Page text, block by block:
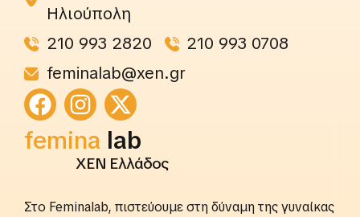
Ηλιούπολη
210 993 2820
210 993 0708
feminalab@xen.gr
femina lab
rightslab
ΧΕΝ Ελλάδος
Στο Feminalab, πιστεύουμε στη δύναμη της γυναίκας